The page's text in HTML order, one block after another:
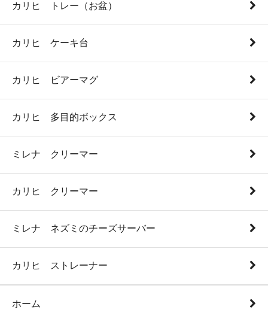
カリヒ トレー（お盆）
カリヒ ケーキ台
カリヒ ビアーマグ
カリヒ 多目的ボックス
ミレナ クリーマー
カリヒ クリーマー
ミレナ ネズミのチーズサーバー
カリヒ ストレーナー
ホーム